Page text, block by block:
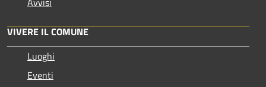
VIVERE IL COMUNE
Luoghi
Eventi